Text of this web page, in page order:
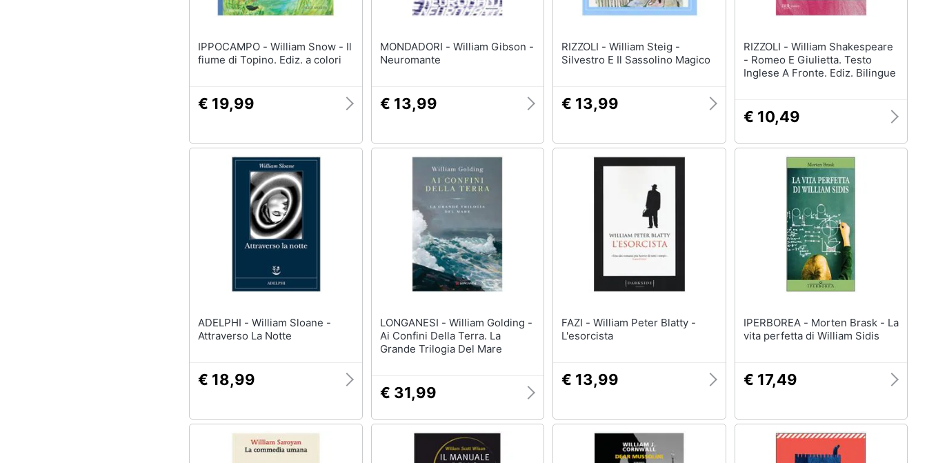
IPPOCAMPO - William Snow - Il
fiume di Topino. Ediz. a colori
€ 19,99
MONDADORI - William Gibson -
Neuromante
€ 13,99
RIZZOLI - William Steig -
Silvestro E Il Sassolino Magico
€ 13,99
RIZZOLI - William Shakespeare
- Romeo E Giulietta. Testo
Inglese A Fronte. Ediz. Bilingue
€ 10,49
ADELPHI - William Sloane -
Attraverso La Notte
€ 18,99
LONGANESI - William Golding -
Ai Confini Della Terra. La
Grande Trilogia Del Mare
€ 31,99
FAZI - William Peter Blatty -
L'esorcista
€ 13,99
IPERBOREA - Morten Brask - La
vita perfetta di William Sidis
€ 17,49